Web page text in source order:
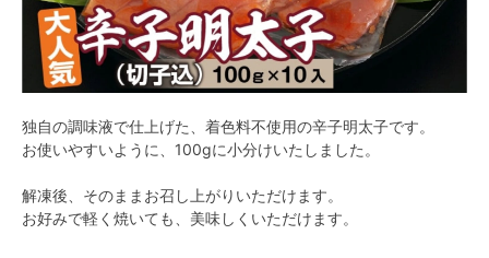
独自の調味液で仕上げた、着色料不使用の辛子明太子です。
お使いやすいように、100gに小分けいたしました。
解凍後、そのままお召し上がりいただけます。
お好みで軽く焼いても、美味しくいただけます。